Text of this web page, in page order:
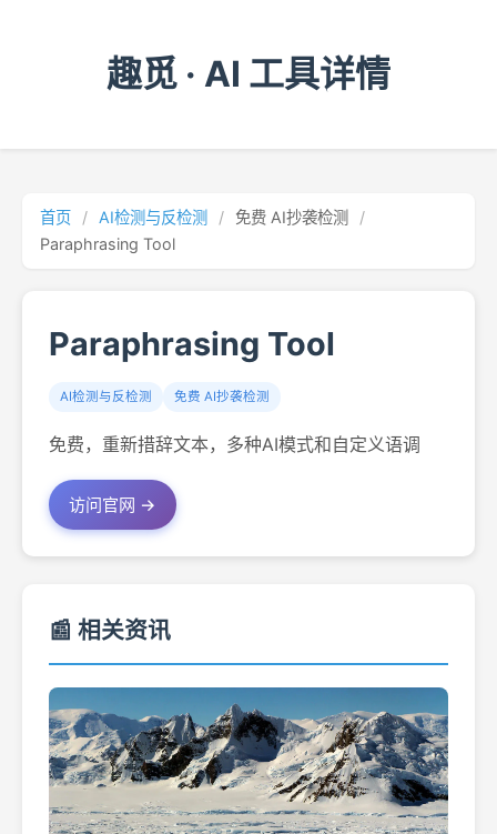
趣觅 · AI 工具详情
首页 / AI检测与反检测 / 免费 AI抄袭检测
/
Paraphrasing Tool
Paraphrasing Tool
AI检测与反检测 免费 AI抄袭检测
免费，重新措辞文本，多种AI模式和自定义语调
访问官网 →
📰 相关资讯